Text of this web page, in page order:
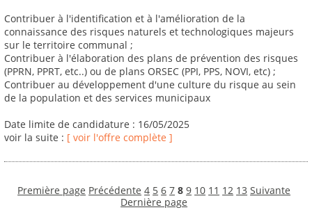
Contribuer à l'identification et à l'amélioration de la
connaissance des risques naturels et technologiques majeurs
sur le territoire communal ;
Contribuer à l'élaboration des plans de prévention des risques
(PPRN, PPRT, etc..) ou de plans ORSEC (PPI, PPS, NOVI, etc) ;
Contribuer au développement d'une culture du risque au sein
de la population et des services municipaux
Date limite de candidature : 16/05/2025
voir la suite : [ voir l'offre complète ]
Première page Précédente 4 5 6 7 8 9 10 11 12 13 Suivante
Dernière page